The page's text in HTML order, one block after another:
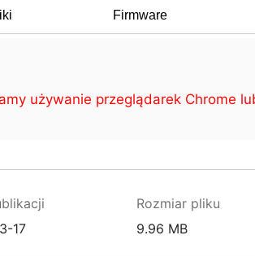
Firmware
używanie przeglądarek Chrome
Rozmiar pliku
17 9.96 MB